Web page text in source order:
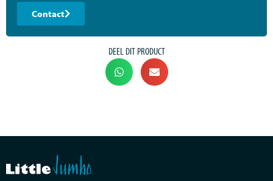
Contact
DEEL DIT PRODUCT